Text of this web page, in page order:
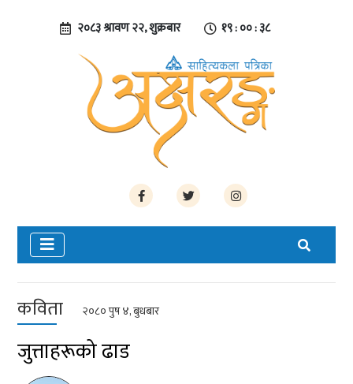
२०८३ श्रावण २२, शुक्रबार १९ : ०० : ३९
कविता २०८० पुष ४, बुधबार
जुत्ताहरूको ढाड